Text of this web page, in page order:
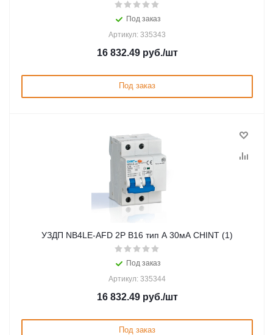
Под заказ
Артикул: 335343
16 832.49руб./шт
Под заказ
УЗДП NB4LE-AFD 2P B16 тип A 30мА CHINT (1)
Под заказ
Артикул: 335344
16 832.49руб./шт
Под заказ